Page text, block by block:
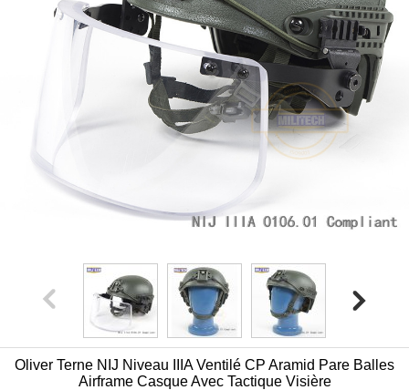
Oliver Terne NIJ Niveau IIIA Ventilé CP Aramid Pare Balles
Airframe Casque Avec Tactique Visière